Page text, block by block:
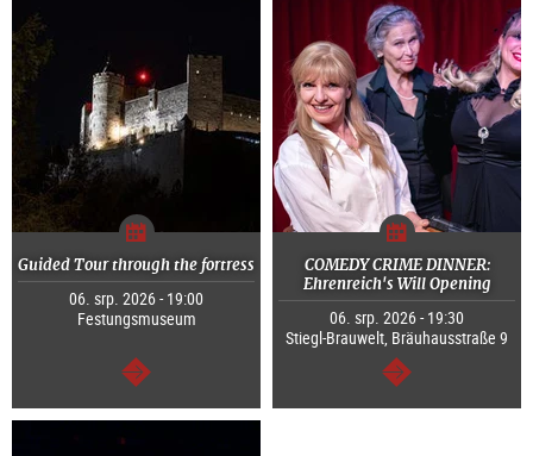
Guided Tour through the fortress
06. srp. 2026 - 19:00
Festungsmuseum
continue
COMEDY CRIME DINNER:
Ehrenreich's Will Opening
06. srp. 2026 - 19:30
Stiegl-Brauwelt, Bräuhausstraße 9
continue